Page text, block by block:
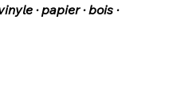
· papier · bois ·